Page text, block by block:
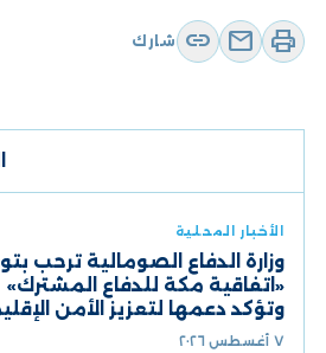
شارك link mail print
الأخبار المحلية
وزارة الدفاع الصومالية ترحب
«اتفاقية مكة للدفاع المشترك»
وتؤكد دعمها لتعزيز الأمن
٧ أغسطس ٢٠٢٦